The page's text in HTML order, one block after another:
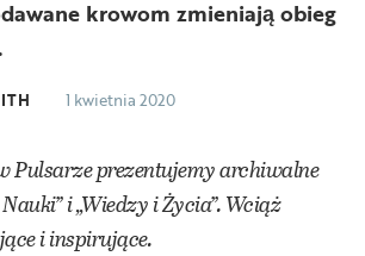
krowom zmieniają obieg
1 kwietnia 2020
Pulsarze prezentujemy archiwalne
i „Wiedzy i Życia”. Wciąż
i inspirujące.